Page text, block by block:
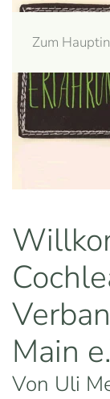
Zum
Main
Von Uli